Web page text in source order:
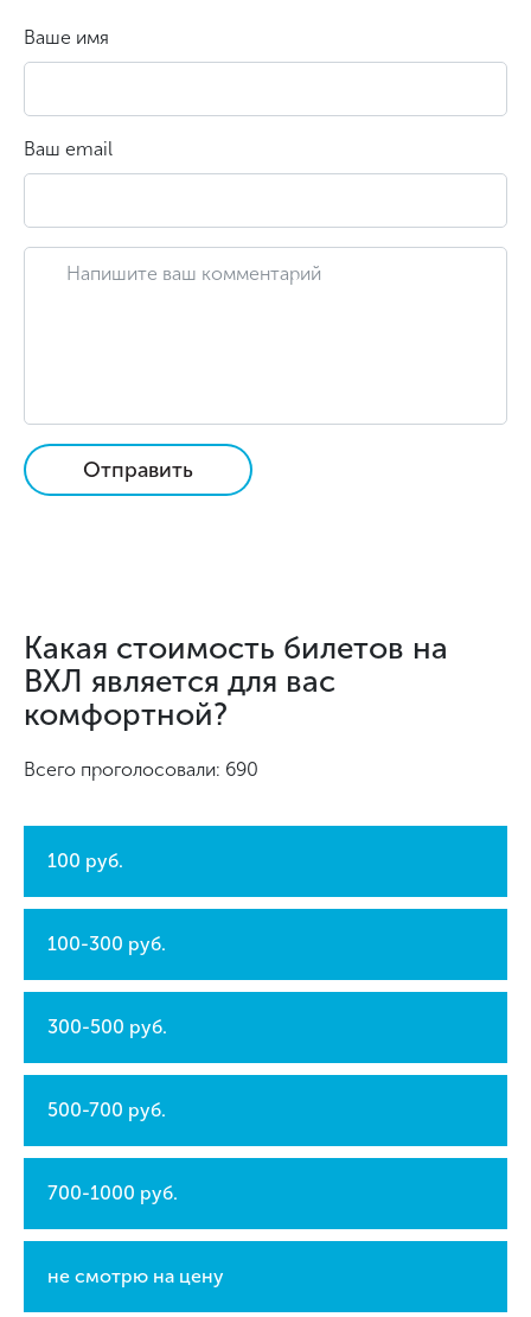
Ваше имя
Ваш email
Отправить
Какая стоимость билетов на
ВХЛ является для вас
комфортной?
Всего проголосовали: 690
100 руб.
100-300 руб.
300-500 руб.
500-700 руб.
700-1000 руб.
не смотрю на цену